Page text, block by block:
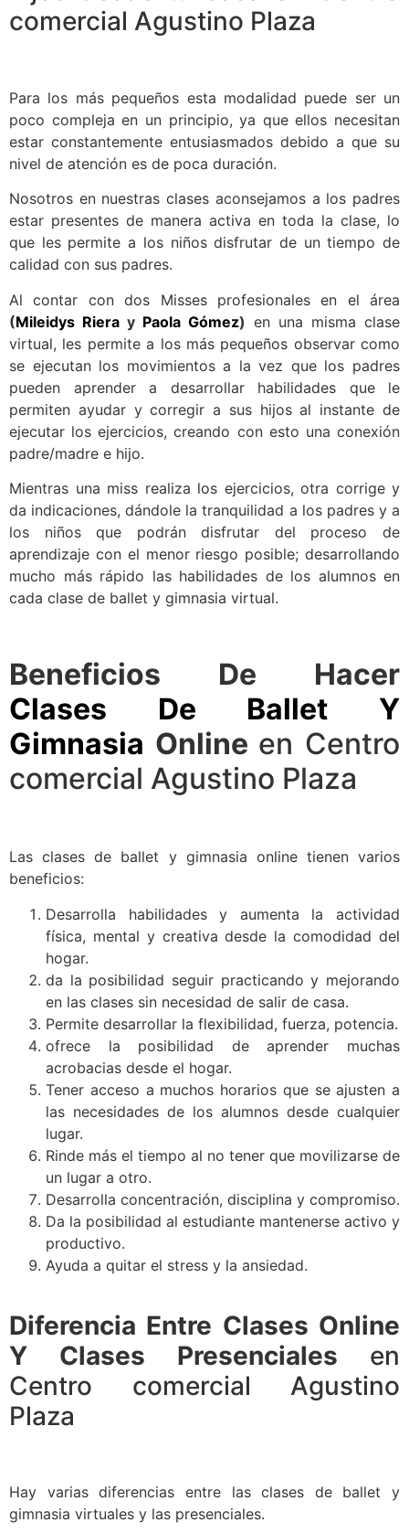
comercial Agustino Plaza
Para los más pequeños esta modalidad puede ser un
poco compleja en un principio, ya que ellos necesitan
estar constantemente entusiasmados debido a que su
nivel de atención es de poca duración.
Nosotros en nuestras clases aconsejamos a los padres
estar presentes de manera activa en toda la clase, lo
que les permite a los niños disfrutar de un tiempo de
calidad con sus padres.
Al contar con dos Misses profesionales en el área
(Mileidys Riera y Paola Gómez) en una misma clase
virtual, les permite a los más pequeños observar como
se ejecutan los movimientos a la vez que los padres
pueden aprender a desarrollar habilidades que le
permiten ayudar y corregir a sus hijos al instante de
ejecutar los ejercicios, creando con esto una conexión
padre/madre e hijo.
Mientras una miss realiza los ejercicios, otra corrige y
da indicaciones, dándole la tranquilidad a los padres y a
los niños que podrán disfrutar del proceso de
aprendizaje con el menor riesgo posible; desarrollando
mucho más rápido las habilidades de los alumnos en
cada clase de ballet y gimnasia virtual.
Beneficios De Hacer
Clases De Ballet Y
Gimnasia Online en Centro
comercial Agustino Plaza
Las clases de ballet y gimnasia online tienen varios
beneficios:
Desarrolla habilidades y aumenta la actividad
física, mental y creativa desde la comodidad del
hogar.
da la posibilidad seguir practicando y mejorando
en las clases sin necesidad de salir de casa.
Permite desarrollar la flexibilidad, fuerza, potencia.
ofrece la posibilidad de aprender muchas
acrobacias desde el hogar.
Tener acceso a muchos horarios que se ajusten a
las necesidades de los alumnos desde cualquier
lugar.
Rinde más el tiempo al no tener que movilizarse de
un lugar a otro.
Desarrolla concentración, disciplina y compromiso.
Da la posibilidad al estudiante mantenerse activo y
productivo.
Ayuda a quitar el stress y la ansiedad.
Diferencia Entre Clases Online
Y Clases Presenciales en
Centro comercial Agustino
Plaza
Hay varias diferencias entre las clases de ballet y
gimnasia virtuales y las presenciales.